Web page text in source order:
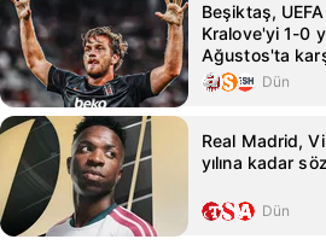
Beşiktaş,
Kralove'yi 1-0
Ağustos'ta
Dün
Real Madrid,
yılına kadar
Dün